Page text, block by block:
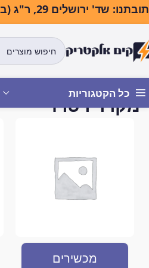
שד' ירושלים 29, ר"ג (בתיאום מראש)
כל הקטגוריות
מקרר רטרו
מכשירים